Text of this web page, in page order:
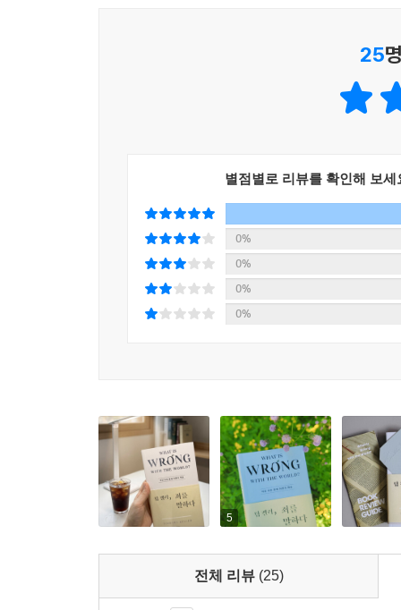
회 위반한 사람은 죄인이지만, 3회만 위반하면
를 그렇게 봐서는 안 된다고 말한다. “이 사람이
다른 것이고 뿌리의 위치가 서로 다른 것이다. 우
디에 뿌리를 내리느냐에 따라 우리 삶의 나머지가
--- pp.100~101
사막에 쏟아지는 폭우는 금세 지나간다. 뿌리를
--- p.109
니느웨를 향한 요나의 감정은 비슷한 상황을 마주
나야겠어. 이곳은 점점 더 포악해지고 하나님과
이 자못 논리적인 반응인 것처럼 보이지만, 하나
백성이 가장 머물러야 할 곳이 아니겠는가? 도시
와 그 도시를 대하는 당신의 마음은 요나와 하나
25
별점별로 리뷰를 확인해 보세
0%
0%
0%
0%
5
전체 리뷰 (25)